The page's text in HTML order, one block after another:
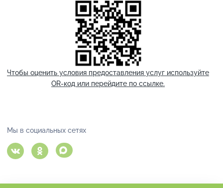
Чтобы оценить условия предоставления услуг используйте
OR-код или перейдите по ссылке.
Мы в социальных сетях